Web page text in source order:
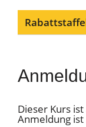
Dieser Kurs
Anmeldung